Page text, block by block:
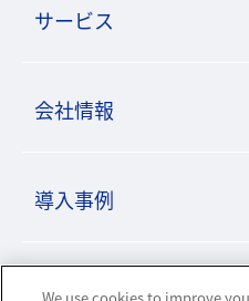
サービス
会社情報
導入事例
ビジネスパートナーサ